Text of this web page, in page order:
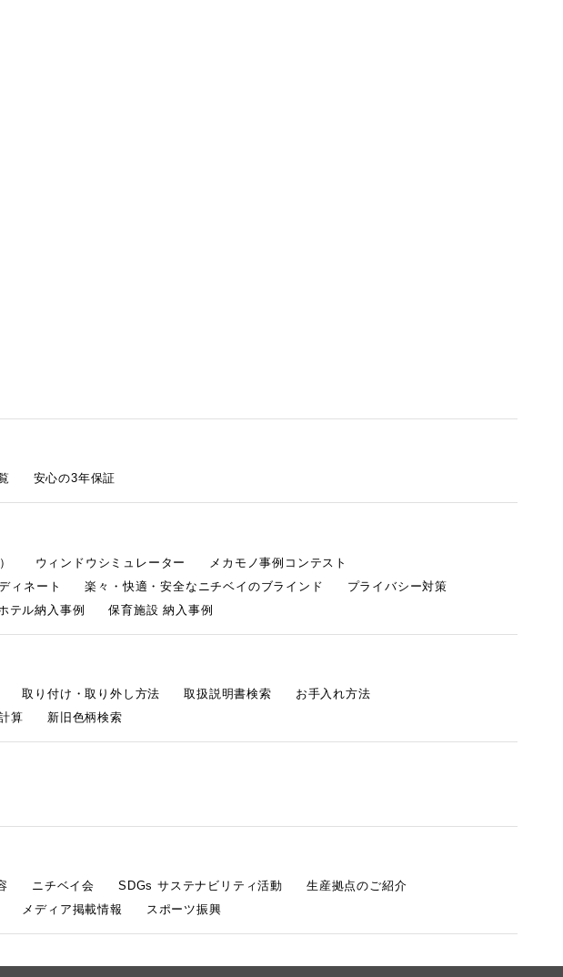
安心の3年保証
ウィンドウシミュレーター
メカモノ事例コンテスト
ィネート 楽々・快適・安全なニチベイのブラインド
プライバシー対策
テル納入事例 保育施設 納入事例
取り付け・取り外し方法 取扱説明書検索
お手入れ方法
算 新旧色柄検索
ニチベイ会 SDGs サステナビリティ活動
生産拠点のご紹介
メディア掲載情報 スポーツ振興